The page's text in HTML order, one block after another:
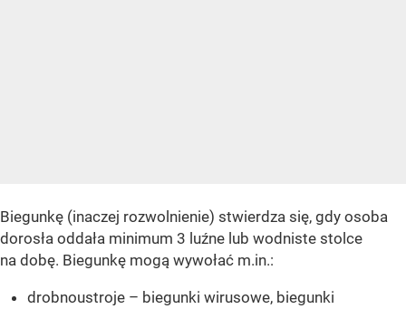
Biegunkę (inaczej rozwolnienie) stwierdza się, gdy osoba
dorosła oddała minimum 3 luźne lub wodniste stolce
na dobę. Biegunkę mogą wywołać m.in.:
drobnoustroje – biegunki wirusowe, biegunki